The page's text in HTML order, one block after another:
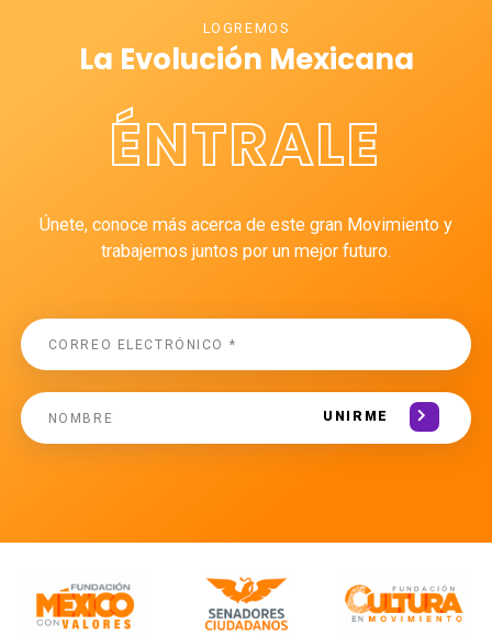
LOGREMOS
La Evolución Mexicana
ÉNTRALE
Únete, conoce más acerca de este gran Movimiento y
trabajemos juntos por un mejor futuro.
UNIRME